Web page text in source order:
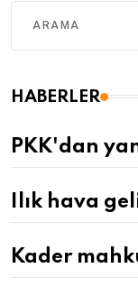
HABERLER
PKK'dan
Ilık hava
Kader